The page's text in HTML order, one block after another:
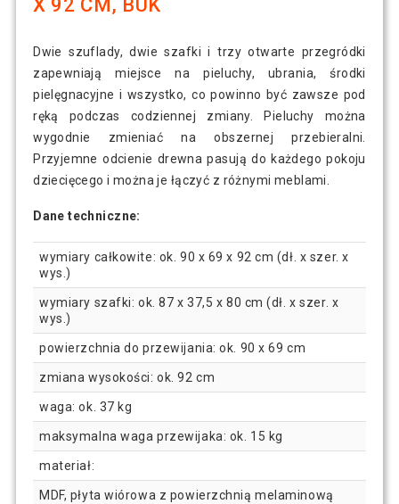
X 92 CM, BUK
Dwie szuflady, dwie szafki i trzy otwarte przegródki
zapewniają miejsce na pieluchy, ubrania, środki
pielęgnacyjne i wszystko, co powinno być zawsze pod
ręką podczas codziennej zmiany. Pieluchy można
wygodnie zmieniać na obszernej przebieralni.
Przyjemne odcienie drewna pasują do każdego pokoju
dziecięcego i można je łączyć z różnymi meblami.
Dane techniczne:
wymiary całkowite: ok. 90 x 69 x 92 cm (dł. x szer. x
wys.)
wymiary szafki: ok. 87 x 37,5 x 80 cm (dł. x szer. x
wys.)
powierzchnia do przewijania: ok. 90 x 69 cm
zmiana wysokości: ok. 92 cm
waga: ok. 37 kg
maksymalna waga przewijaka: ok. 15 kg
materiał:
MDF, płyta wiórowa z powierzchnią melaminową